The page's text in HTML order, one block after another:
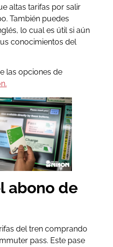
altas tarifas por salir
También puedes
lo cual es útil si aún
conocimientos del
las opciones de
abono de
del tren comprando
pass. Este pase